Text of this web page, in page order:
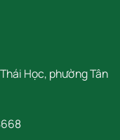
Học, phường Tân